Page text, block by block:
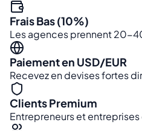
Frais Bas (10%)
Les agences prennent 20-
Paiement en USD/EUR
Recevez en devises fortes
Clients Premium
Entrepreneurs et entreprises